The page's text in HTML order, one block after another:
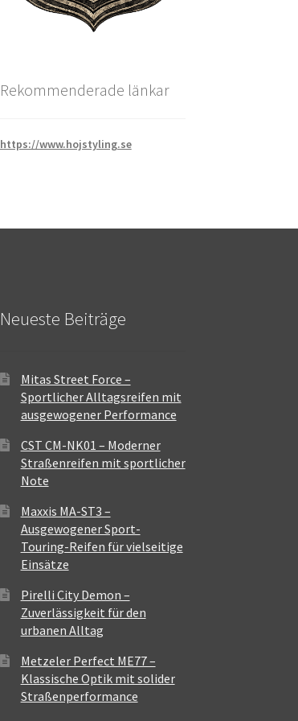
Rekommenderade länkar
https://www.hojstyling.se
Neueste Beiträge
Mitas Street Force –
Sportlicher Alltagsreifen mit
ausgewogener Performance
CST CM-NK01 – Moderner
Straßenreifen mit sportlicher
Note
Maxxis MA-ST3 –
Ausgewogener Sport-
Touring-Reifen für vielseitige
Einsätze
Pirelli City Demon –
Zuverlässigkeit für den
urbanen Alltag
Metzeler Perfect ME77 –
Klassische Optik mit solider
Straßenperformance